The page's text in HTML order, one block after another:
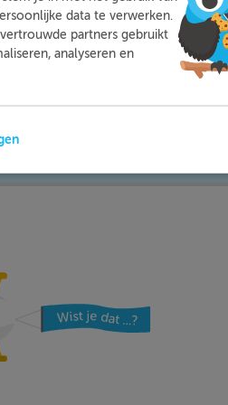
thuis extra oefenen met
voorbereid en heb je nooit
data te verwerken.
partners gebruikt
analyseren en